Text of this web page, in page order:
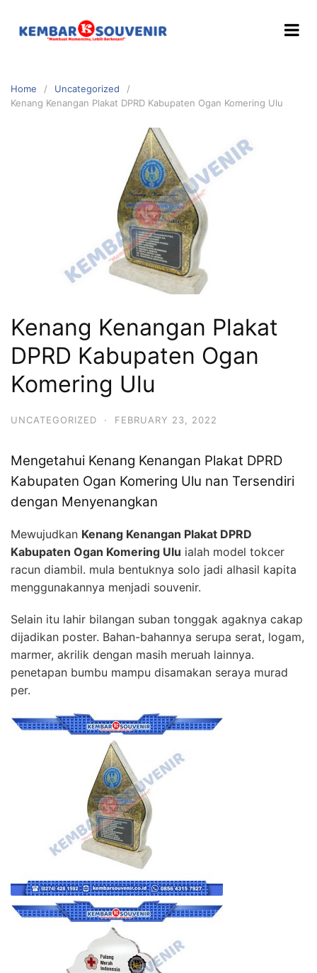
Home
Uncategorized
Kenang Kenangan Plakat DPRD Kabupaten Ogan Komering Ulu
Kenang Kenangan Plakat
DPRD Kabupaten Ogan
Komering Ulu
UNCATEGORIZED · FEBRUARY 23, 2022
Mengetahui Kenang Kenangan Plakat DPRD
Kabupaten Ogan Komering Ulu nan Tersendiri
dengan Menyenangkan
Mewujudkan Kenang Kenangan Plakat DPRD
Kabupaten Ogan Komering Ulu ialah model tokcer
racun diambil. mula bentuknya solo jadi alhasil kapita
menggunakannya menjadi souvenir.
Selain itu lahir bilangan suban tonggak agaknya cakap
dijadikan poster. Bahan-bahannya serupa serat, logam,
marmer, akrilik dengan masih meruah lainnya.
penetapan bumbu mampu disamakan seraya murad
per.